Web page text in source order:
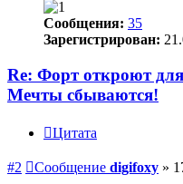
Сообщения: 35
Зарегистрирован:
Re: Форт откроют
Мечты сбываются!
Цитата
#2 Сообщение digifoxy »